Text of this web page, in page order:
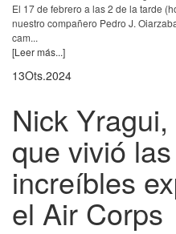
El 17 de febrero a las 2 de la tarde
nuestro compañero Pedro J.
cam...
[Leer más...]
13Ots.2024
Nick
que vivió
increíbles
el Air Corps